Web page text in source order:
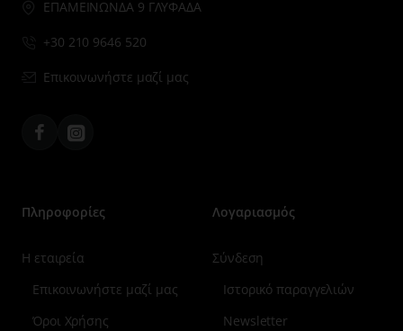
ΕΠΑΜΕΙΝΩΝΔΑ 9 ΓΛΥΦΑΔΑ
+30 210 9646 520
Επικοινωνήστε μαζί μας
FacebookInstagram
Πληροφορίες
Η εταιρεία
Επικοινωνήστε μαζί μας
Όροι Χρήσης
Λογαριασμός
Σύνδεση
Ιστορικό παραγγελιών
Newsletter